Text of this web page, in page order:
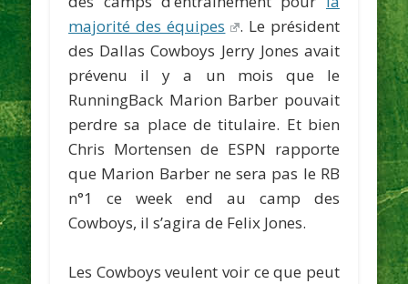
majorité des équipes
. Le président
des Dallas Cowboys Jerry Jones avait
prévenu il y a un mois que le
RunningBack Marion Barber pouvait
perdre sa place de titulaire. Et bien
Chris Mortensen de ESPN rapporte
que Marion Barber ne sera pas le RB
n°1 ce week end au camp des
Cowboys, il s’agira de Felix Jones.
Les Cowboys veulent voir ce que peut